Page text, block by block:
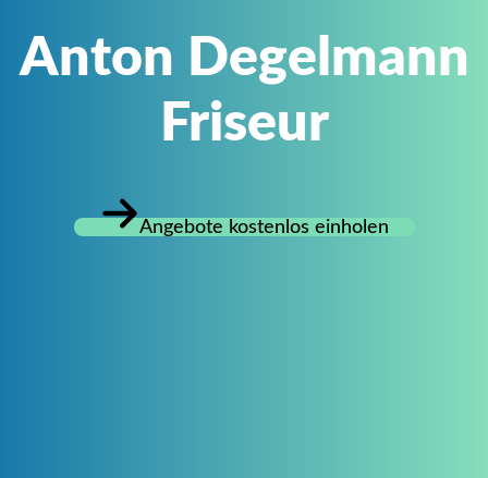
Anton Degelmann
Friseur
Angebote kostenlos einholen